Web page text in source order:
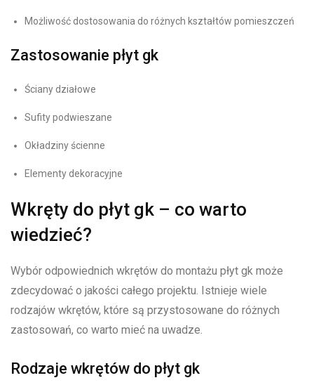
Możliwość dostosowania do różnych kształtów pomieszczeń
Zastosowanie płyt gk
Ściany działowe
Sufity podwieszane
Okładziny ścienne
Elementy dekoracyjne
Wkręty do płyt gk – co warto
wiedzieć?
Wybór odpowiednich wkrętów do montażu płyt gk może
zdecydować o jakości całego projektu. Istnieje wiele
rodzajów wkrętów, które są przystosowane do różnych
zastosowań, co warto mieć na uwadze.
Rodzaje wkrętów do płyt gk